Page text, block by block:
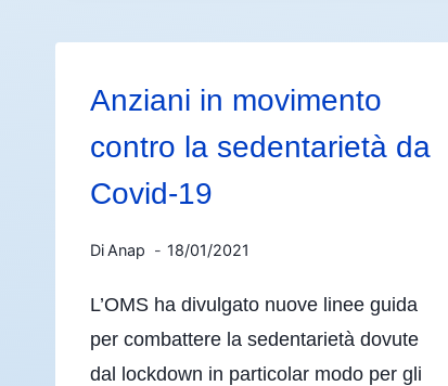
Anziani in movimento
contro la sedentarietà da
Covid-19
DiAnap 18/01/2021
L’OMS ha divulgato nuove linee guida
per combattere la sedentarietà dovute
dal lockdown in particolar modo per gli